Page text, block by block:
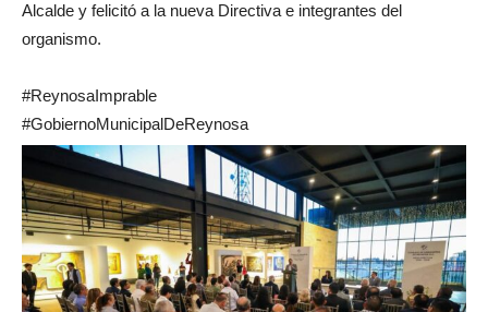
Alcalde y felicitó a la nueva Directiva e integrantes del
organismo.
#ReynosaImprable
#GobiernoMunicipalDeReynosa